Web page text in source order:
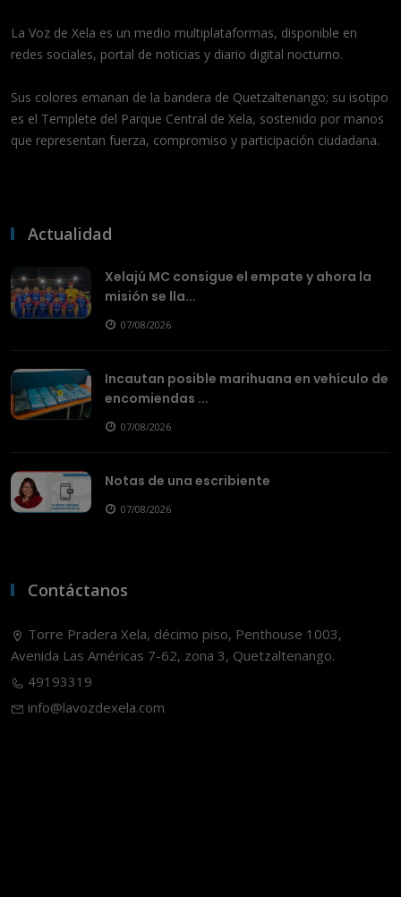
La Voz de Xela es un medio multiplataformas, disponible en
redes sociales, portal de noticias y diario digital nocturno.
Sus colores emanan de la bandera de Quetzaltenango; su isotipo
es el Templete del Parque Central de Xela, sostenido por manos
que representan fuerza, compromiso y participación ciudadana.
Actualidad
Xelajú MC consigue el empate y ahora la
misión se lla...
07/08/2026
Incautan posible marihuana en vehículo de
encomiendas ...
07/08/2026
Notas de una escribiente
07/08/2026
Contáctanos
Torre Pradera Xela, décimo piso, Penthouse 1003,
Avenida Las Américas 7-62, zona 3, Quetzaltenango.
49193319
info@lavozdexela.com